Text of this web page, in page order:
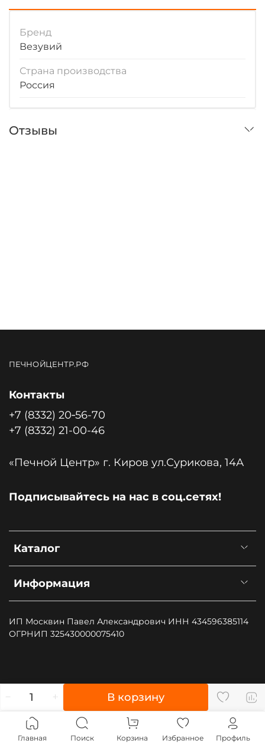
В корзину
Бренд
Везувий
Страна производства
Россия
Отзывы
ПЕЧНОЙЦЕНТР.РФ
Каталог
Информация
Контакты
+7 (8332) 20‑56-70
+7 (8332) 21-00-46
«Печной Центр» г. Киров ул.Сурикова, 14А
Подписывайтесь на нас в соц.сетях!
ИП Москвин Павел Александрович ИНН 434596385114
ОГРНИП 325430000075410
Главная Поиск Корзина Избранное Профиль
", type: "pageView", start: (new Date()).getTime()});
(function (d, w, id) { if (d.getElementById(id)) return; var
ts = d.createElement("script"); ts.type = "text/javascript";
ts.async = true; ts.id = id; ts.src = "https://top-